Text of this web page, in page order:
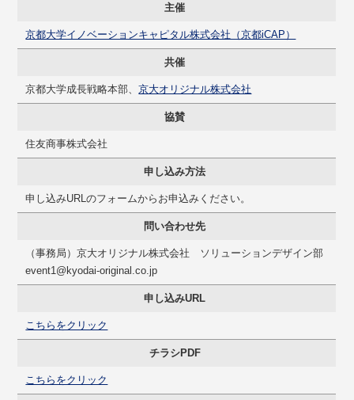
主催
京都大学イノベーションキャピタル株式会社（京都iCAP）
共催
京都大学成長戦略本部、京大オリジナル株式会社
協賛
住友商事株式会社
申し込み方法
申し込みURLのフォームからお申込みください。
問い合わせ先
（事務局）京大オリジナル株式会社 ソリューションデザイン部
event1@kyodai-original.co.jp
申し込みURL
こちらをクリック
チラシPDF
こちらをクリック